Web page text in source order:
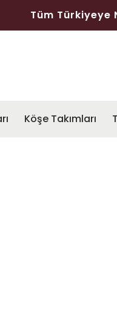
Tüm Türkiyeye
Köşe Takımları